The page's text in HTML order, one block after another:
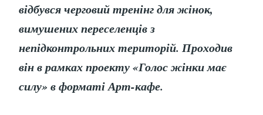
відбувся черговий тренінг для жінок,
вимушених переселенців з
непідконтрольних територій. Проходив
він в рамках проекту «Голос жінки має
силу» в форматі Арт-кафе.